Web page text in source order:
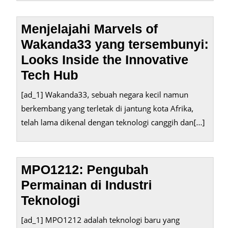
Menjelajahi Marvels of
Wakanda33 yang tersembunyi:
Looks Inside the Innovative
Tech Hub
[ad_1] Wakanda33, sebuah negara kecil namun
berkembang yang terletak di jantung kota Afrika,
telah lama dikenal dengan teknologi canggih dan[...]
MPO1212: Pengubah
Permainan di Industri
Teknologi
[ad_1] MPO1212 adalah teknologi baru yang